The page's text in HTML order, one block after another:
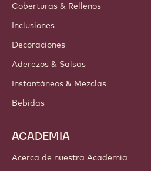
Coberturas & Rellenos
Inclusiones
Decoraciones
Aderezos & Salsas
Instantáneos & Mezclas
Bebidas
ACADEMIA
Acerca de nuestra Academia